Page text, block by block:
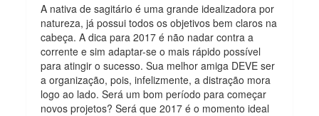
A nativa de sagitário é uma grande idealizadora por
natureza, já possui todos os objetivos bem claros na
cabeça. A dica para 2017 é não nadar contra a
corrente e sim adaptar-se o mais rápido possível
para atingir o sucesso. Sua melhor amiga DEVE ser
a organização, pois, infelizmente, a distração mora
logo ao lado. Será um bom período para começar
novos projetos? Será que 2017 é o momento ideal